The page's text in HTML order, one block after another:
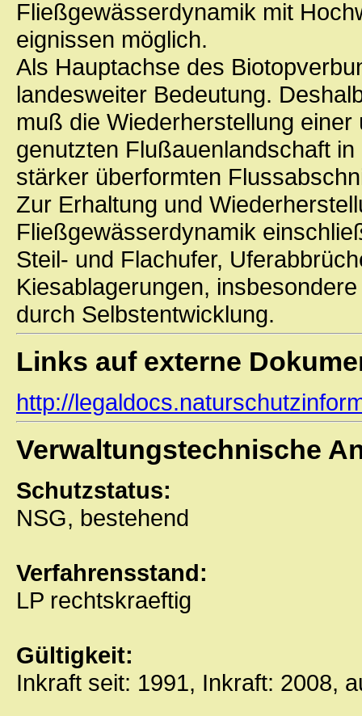
Fließgewässerdynamik mit
eignissen möglich.
Als Hauptachse des
landesweiter Bedeutung.
muß die Wiederherstellung
genutzten Flußauenlandschaft in
stärker überformten
Zur Erhaltung und
Fließgewässerdynamik
Steil- und Flachufer,
Kiesablagerungen, insbesondere
durch Selbstentwicklung.
Links auf externe
http://
Verwaltungstechnische
Schutzstatus:
NSG, bestehend
Verfahrensstand:
LP rechtskraeftig
Gültigkeit:
Inkraft seit: 1991, Inkraft: 2008,